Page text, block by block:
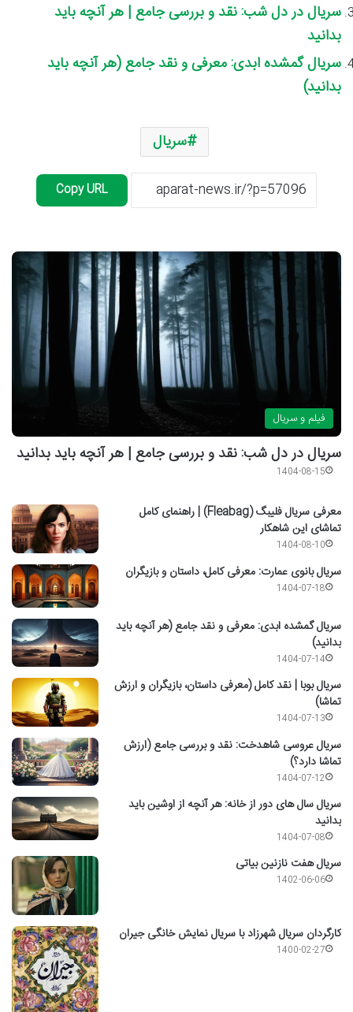
سریال در دل شب: نقد و بررسی جامع | هر آنچه باید
بدانید
سریال گمشده ابدی: معرفی و نقد جامع (هر آنچه باید
بدانید)
سریال
Copy URL
فیلم و سریال
سریال در دل شب: نقد و بررسی جامع | هر آنچه باید بدانید
1404-08-15
معرفی سریال فلیبگ (Fleabag) | راهنمای کامل
تماشای این شاهکار
1404-08-10
سریال بانوی عمارت: معرفی کامل، داستان و بازیگران
1404-07-18
سریال گمشده ابدی: معرفی و نقد جامع (هر آنچه باید
بدانید)
1404-07-14
سریال بوبا | نقد کامل (معرفی داستان، بازیگران و ارزش
تماشا)
1404-07-13
سریال عروسی شاهدخت: نقد و بررسی جامع (ارزش
تماشا دارد؟)
1404-07-12
سریال سال های دور از خانه: هر آنچه از اوشین باید
بدانید
1404-07-08
سریال هفت نازنین بیاتی
1402-06-06
کارگردان سریال شهرزاد با سریال نمایش خانگی جیران
1400-02-27